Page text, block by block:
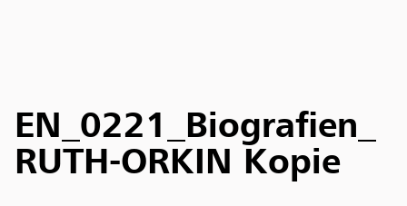
EN_0221_Biografien_
RUTH-ORKIN Kopie